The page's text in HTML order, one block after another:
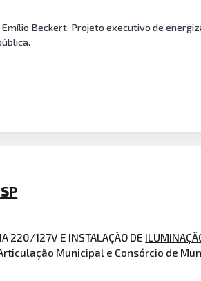
Beckert. Projeto executivo de
220/127V E INSTALAÇÃO DE
Articulação Municipal e Consórcio de